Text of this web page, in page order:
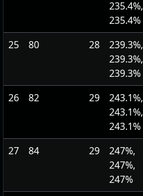
235.4%,
235.4%
25
80 28
239.3%,
239.3%,
239.3%
26 82 29
243.1%,
243.1%,
243.1%
27 84 29
247%,
247%,
247%